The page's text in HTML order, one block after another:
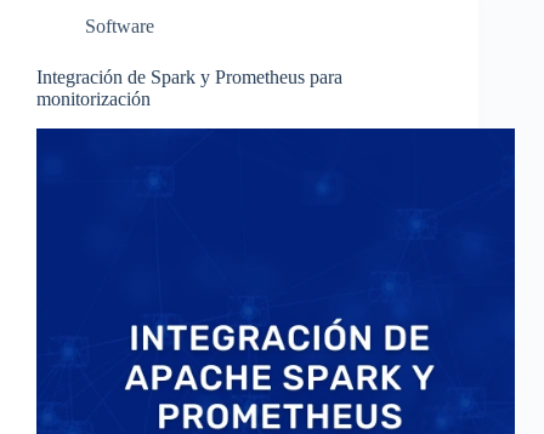
Software
Integración de Spark y Prometheus para
monitorización